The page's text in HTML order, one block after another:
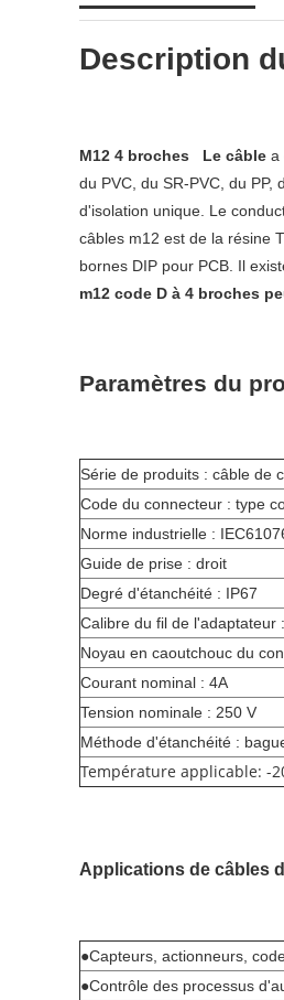
Description
M12 4 broches Le câble a
du PVC, du SR-PVC, du PP,
d'isolation unique. Le
câbles m12 est de la résine
bornes DIP pour PCB. Il
m12 code D à 4 broches
Paramètres du
Série de produits : câble de
Code du connecteur : type
Norme industrielle :
Guide de prise : droit
Degré d'étanchéité : IP67
Calibre du fil de l'adaptateur
Noyau en caoutchouc du
Courant nominal : 4A
Tension nominale : 250 V
Méthode d'étanchéité :
Température applicable: -
Applications de câbles
●Capteurs, actionneurs,
●Contrôle des processus